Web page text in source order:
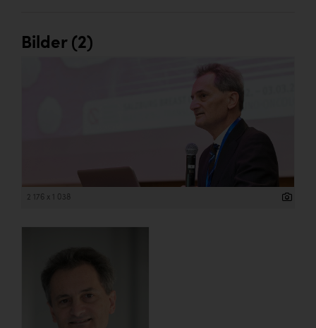
Bilder (2)
2 176 x 1 038